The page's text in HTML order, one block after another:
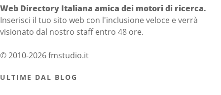
Web Directory Italiana amica dei motori di ricerca.
Inserisci il tuo sito web con l'inclusione veloce e verrà
visionato dal nostro staff entro 48 ore.
© 2010-2026 fmstudio.it
ULTIME DAL BLOG